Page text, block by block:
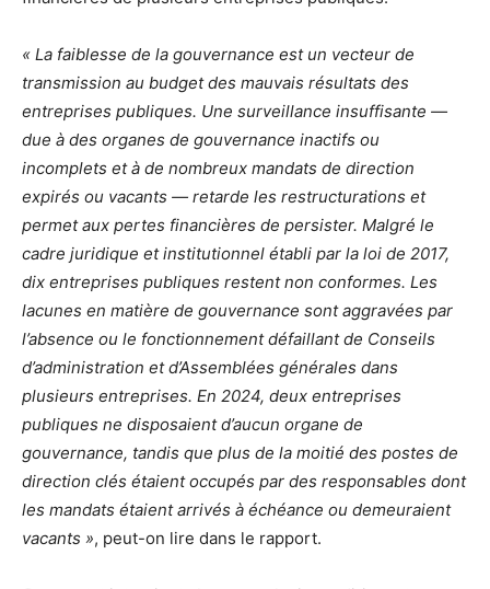
« La faiblesse de la gouvernance est un vecteur de
transmission au budget des mauvais résultats des
entreprises publiques. Une surveillance insuffisante —
due à des organes de gouvernance inactifs ou
incomplets et à de nombreux mandats de direction
expirés ou vacants — retarde les restructurations et
permet aux pertes financières de persister. Malgré le
cadre juridique et institutionnel établi par la loi de 2017,
dix entreprises publiques restent non conformes. Les
lacunes en matière de gouvernance sont aggravées par
l’absence ou le fonctionnement défaillant de Conseils
d’administration et d’Assemblées générales dans
plusieurs entreprises. En 2024, deux entreprises
publiques ne disposaient d’aucun organe de
gouvernance, tandis que plus de la moitié des postes de
direction clés étaient occupés par des responsables dont
les mandats étaient arrivés à échéance ou demeuraient
vacants », peut-on lire dans le rapport.